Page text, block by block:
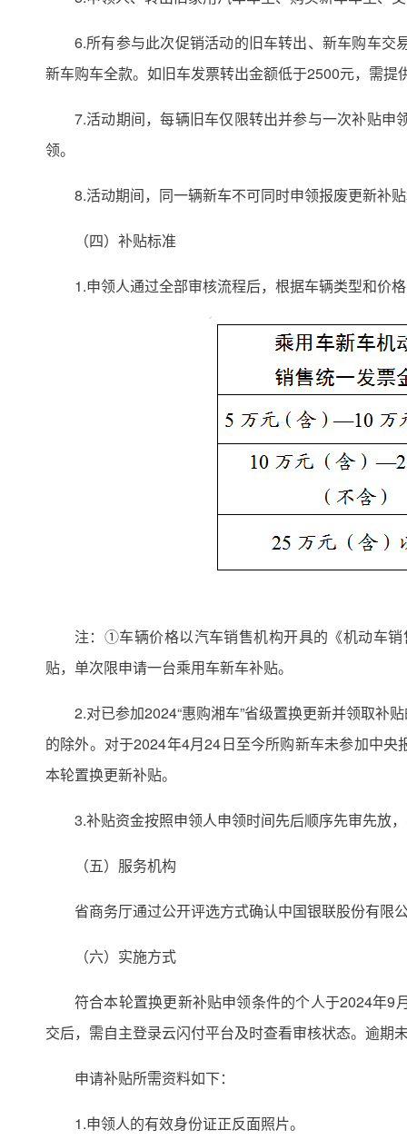
6.所有参与此次促销活动的旧车转出、新车购车
新车购车全款。如旧车发票转出金额低于2500元，需
7.活动期间，每辆旧车仅限转出并参与一次补贴
领。
8.活动期间，同一辆新车不可同时申领报废更新补
（四）补贴标准
1.申领人通过全部审核流程后，根据车辆类型和价
注：①车辆价格以汽车销售机构开具的《机动车
贴，单次限申请一台乘用车新车补贴。
2.对已参加2024“惠购湘车”省级置换更新并领取补
的除外。对于2024年4月24日至今所购新车未参加中
本轮置换更新补贴。
3.补贴资金按照申领人申领时间先后顺序先审先放
（五）服务机构
省商务厅通过公开评选方式确认中国银联股份有限
（六）实施方式
符合本轮置换更新补贴申领条件的个人于2024年9
交后，需自主登录云闪付平台及时查看审核状态。逾期
申请补贴所需资料如下：
1.申领人的有效身份证正反面照片。